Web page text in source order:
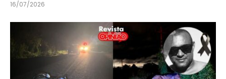
16/07/2026